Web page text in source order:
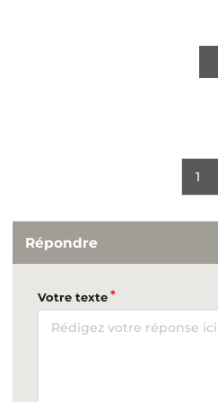
1
Répondre
Votre texte